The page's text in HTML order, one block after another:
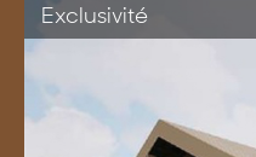
Exclusivité